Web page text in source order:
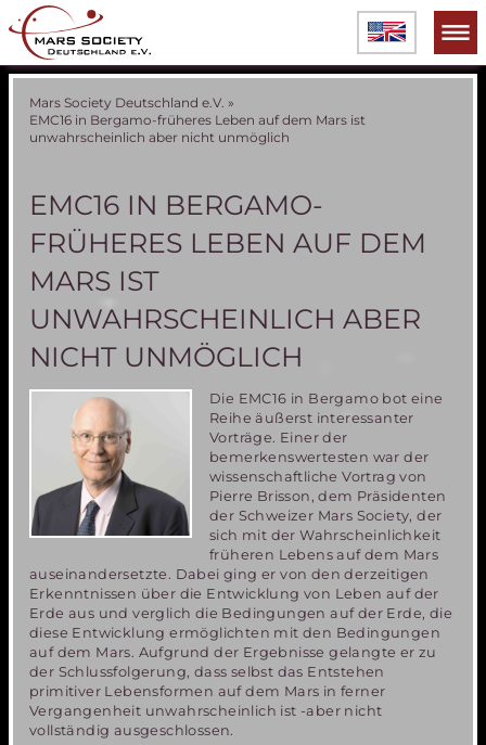
Mars Society Deutschland e.V. »
EMC16 in Bergamo-früheres Leben auf dem Mars ist
unwahrscheinlich aber nicht unmöglich
EMC16 IN BERGAMO-
FRÜHERES LEBEN AUF DEM
MARS IST
UNWAHRSCHEINLICH ABER
NICHT UNMÖGLICH
Die EMC16 in Bergamo bot eine
Reihe äußerst interessanter
Vorträge. Einer der
bemerkenswertesten war der
wissenschaftliche Vortrag von
Pierre Brisson, dem Präsidenten
der Schweizer Mars Society, der
sich mit der Wahrscheinlichkeit
früheren Lebens auf dem Mars
auseinandersetzte. Dabei ging er von den derzeitigen
Erkenntnissen über die Entwicklung von Leben auf der
Erde aus und verglich die Bedingungen auf der Erde, die
diese Entwicklung ermöglichten mit den Bedingungen
auf dem Mars. Aufgrund der Ergebnisse gelangte er zu
der Schlussfolgerung, dass selbst das Entstehen
primitiver Lebensformen auf dem Mars in ferner
Vergangenheit unwahrscheinlich ist -aber nicht
vollständig ausgeschlossen.